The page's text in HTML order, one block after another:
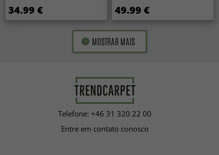
34.99 € 49.99 €
MOSTRAR MAIS
Telefone: +46 31 320 22 00
Entre em contato conosco